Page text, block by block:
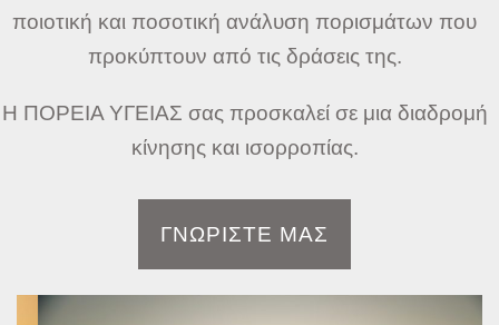
ποιοτική και ποσοτική ανάλυση πορισμάτων που
προκύπτουν από τις δράσεις της.
Η ΠΟΡΕΙΑ ΥΓΕΙΑΣ σας προσκαλεί σε μια διαδρομή
κίνησης και ισορροπίας.
ΓΝΩΡΙΣΤΕ ΜΑΣ